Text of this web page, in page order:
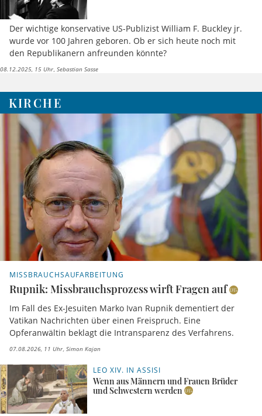
Der wichtige konservative US-Publizist William F. Buckley jr.
wurde vor 100 Jahren geboren. Ob er sich heute noch mit
den Republikanern anfreunden könnte?
08.12.2025, 15 Uhr Sebastian Sasse
KIRCHE
MISSBRAUCHSAUFARBEITUNG
Rupnik: Missbrauchsprozess wirft Fragen auf
Im Fall des Ex-Jesuiten Marko Ivan Rupnik dementiert der
Vatikan Nachrichten über einen Freispruch. Eine
Opferanwältin beklagt die Intransparenz des Verfahrens.
07.08.2026, 11 Uhr Simon Kajan
LEO XIV. IN ASSISI
Wenn aus Männern und Frauen Brüder
und Schwestern werden